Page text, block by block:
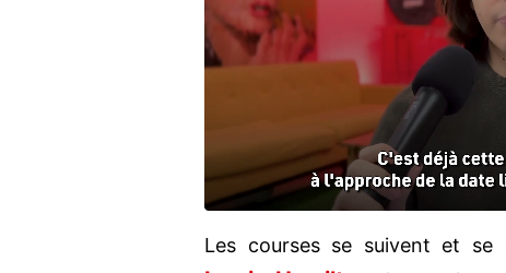
Les courses se suivent et se